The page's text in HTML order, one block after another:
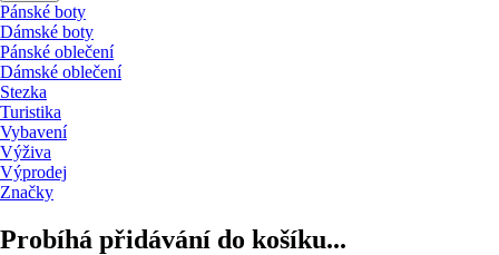
Pánské boty
Dámské boty
Pánské oblečení
Dámské oblečení
Stezka
Turistika
Vybavení
Výživa
Výprodej
Značky
Probíhá přidávání do košíku...